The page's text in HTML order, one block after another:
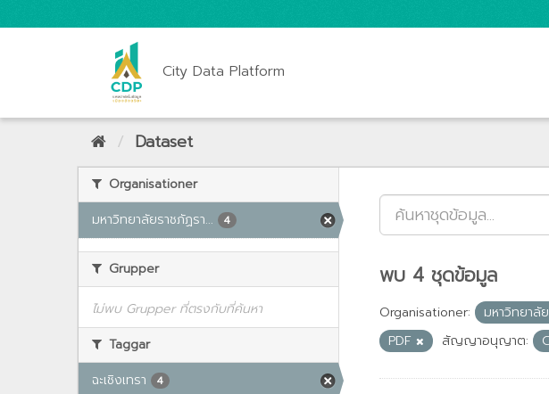
City Data Platform
Dataset
Organisationer
มหาวิทยาลัยราชภัฏรา...
4
Grupper
ไม่พบ Grupper ที่ตรงกับที่ค้นหา
Taggar
ฉะเชิงเทรา
4
พบ 4 ชุดข้อมูล
Organisationer: มหาวิทยาลั
PDF
สัญญาอนุญาต: